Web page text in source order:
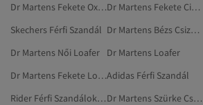
Dr Martens Fekete Oxford Cipő
Dr Martens Fekete Cipők
Skechers Férfi Szandál
Dr Martens Bézs Csizmák És Magas Szárú Csizmák
Dr Martens Női Loafer
Dr Martens Loafer
Dr Martens Fekete LoaferAdidas Férfi Szandál
Rider Férfi Szandálok És Papucsok
Dr Martens Szürke Csizmák És Magas Szárú Csizmák